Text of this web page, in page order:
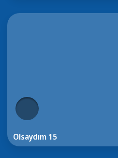
Olsaydım 15